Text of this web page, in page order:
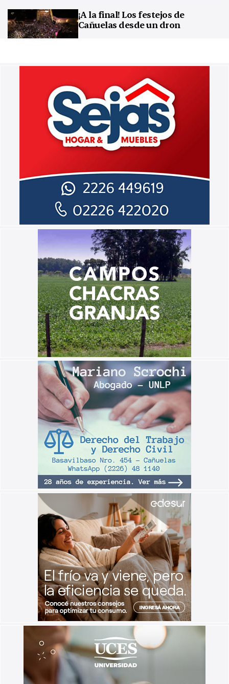
¡A la final! Los festejos de
Cañuelas desde un dron